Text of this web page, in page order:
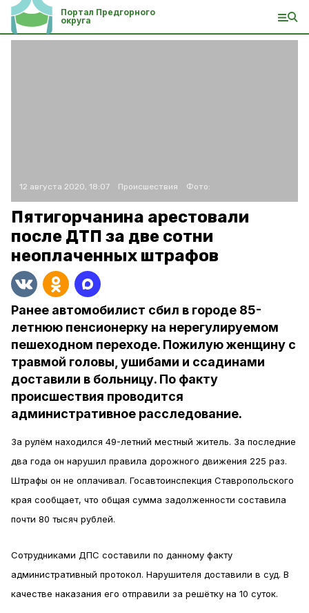
Портал Предгорного
округа
12 августа 2020, 18:07 Происшествия Фото:
Пятигорчанина арестовали
после ДТП за две сотни
неоплаченных штрафов
Ранее автомобилист сбил в городе 85-
летнюю пенсионерку на нерегулируемом
пешеходном переходе. Пожилую женщину с
травмой головы, ушибами и ссадинами
доставили в больницу. По факту
происшествия проводится
административное расследование.
За рулём находился 49-летний местный житель. За последние
два года он нарушил правила дорожного движения 225 раз.
Штрафы он не оплачивал. Госавтоинспекция Ставропольского
края сообщает, что общая сумма задолженности составила
почти 80 тысяч рублей.
Сотрудниками ДПС составили по данному факту
административный протокол. Нарушителя доставили в суд. В
качестве наказания его отправили за решётку на 10 суток.